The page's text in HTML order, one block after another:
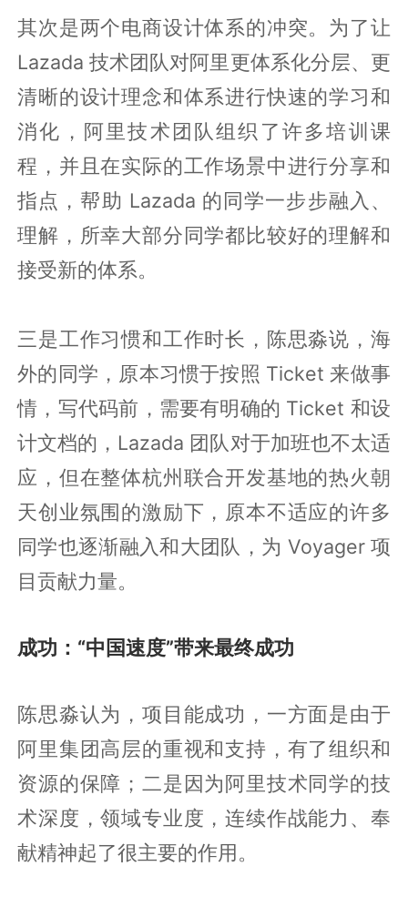
其次是两个电商设计体系的冲突。为了让
Lazada 技术团队对阿里更体系化分层、更
清晰的设计理念和体系进行快速的学习和
消化，阿里技术团队组织了许多培训课
程，并且在实际的工作场景中进行分享和
指点，帮助 Lazada 的同学一步步融入、
理解，所幸大部分同学都比较好的理解和
接受新的体系。
三是工作习惯和工作时长，陈思淼说，海
外的同学，原本习惯于按照 Ticket 来做事
情，写代码前，需要有明确的 Ticket 和设
计文档的，Lazada 团队对于加班也不太适
应，但在整体杭州联合开发基地的热火朝
天创业氛围的激励下，原本不适应的许多
同学也逐渐融入和大团队，为 Voyager 项
目贡献力量。
成功：“中国速度”带来最终成功
陈思淼认为，项目能成功，一方面是由于
阿里集团高层的重视和支持，有了组织和
资源的保障；二是因为阿里技术同学的技
术深度，领域专业度，连续作战能力、奉
献精神起了很主要的作用。